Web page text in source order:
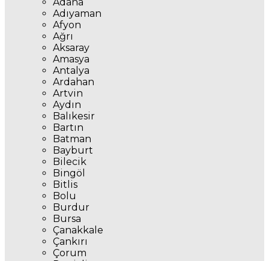
Adıyaman
Afyon
Ağrı
Aksaray
Amasya
Antalya
Ardahan
Artvin
Aydın
Balıkesir
Bartın
Batman
Bayburt
Bilecik
Bingöl
Bitlis
Bolu
Burdur
Bursa
Çanakkale
Çankırı
Çorum